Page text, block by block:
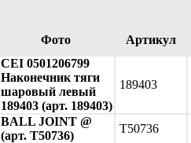
Фото Артикул
CEI 0501206799
Наконечник тяги
шаровый левый
189403 (арт. 189403)
189403
BALL JOINT @
(арт. T50736)
T50736